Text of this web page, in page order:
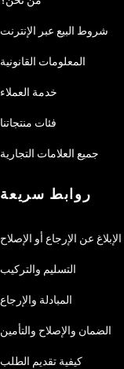
شروط البيع عبر الإنترنت
المعلومات القانونية
خدمة العملاء
فئات منتجاتنا
جميع العلامات التجارية
روابط سريعة
الإبلاغ عن الإرجاع أو الإصلاح
التسليم والتركيب
المبادلة والإرجاع
الضمان والإصلاح والتأمين
كيفية تقديم الطلب